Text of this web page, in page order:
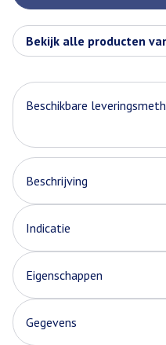
Bekijk alle producten
Beschikbare
Beschrijving
Indicatie
Eigenschappen
Gegevens